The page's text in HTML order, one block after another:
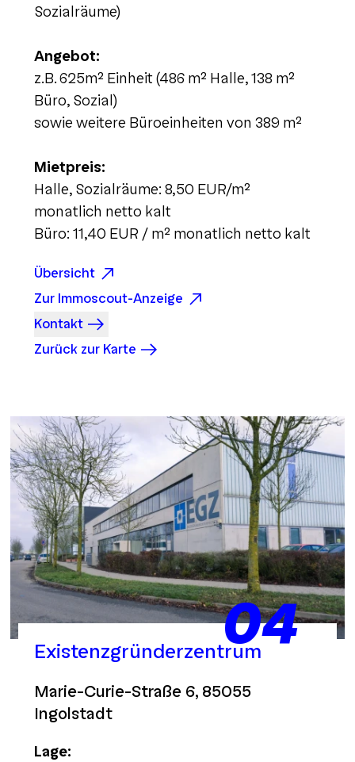
Sozialräume)
Angebot:
z.B. 625m² Einheit (486 m² Halle, 138 m²
Büro, Sozial)
sowie weitere Büroeinheiten von 389 m²
Mietpreis:
Halle, Sozialräume: 8,50 EUR/m²
monatlich netto kalt
Büro: 11,40 EUR / m² monatlich netto kalt
Übersicht
Zur Immoscout-Anzeige
Kontakt
Zurück zur Karte
04
Existenzgründerzentrum
Marie-Curie-Straße 6, 85055
Ingolstadt
Lage: